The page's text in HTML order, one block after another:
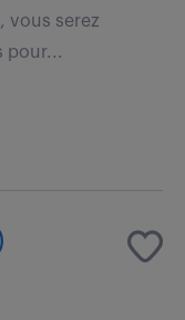
vous serez
pour...